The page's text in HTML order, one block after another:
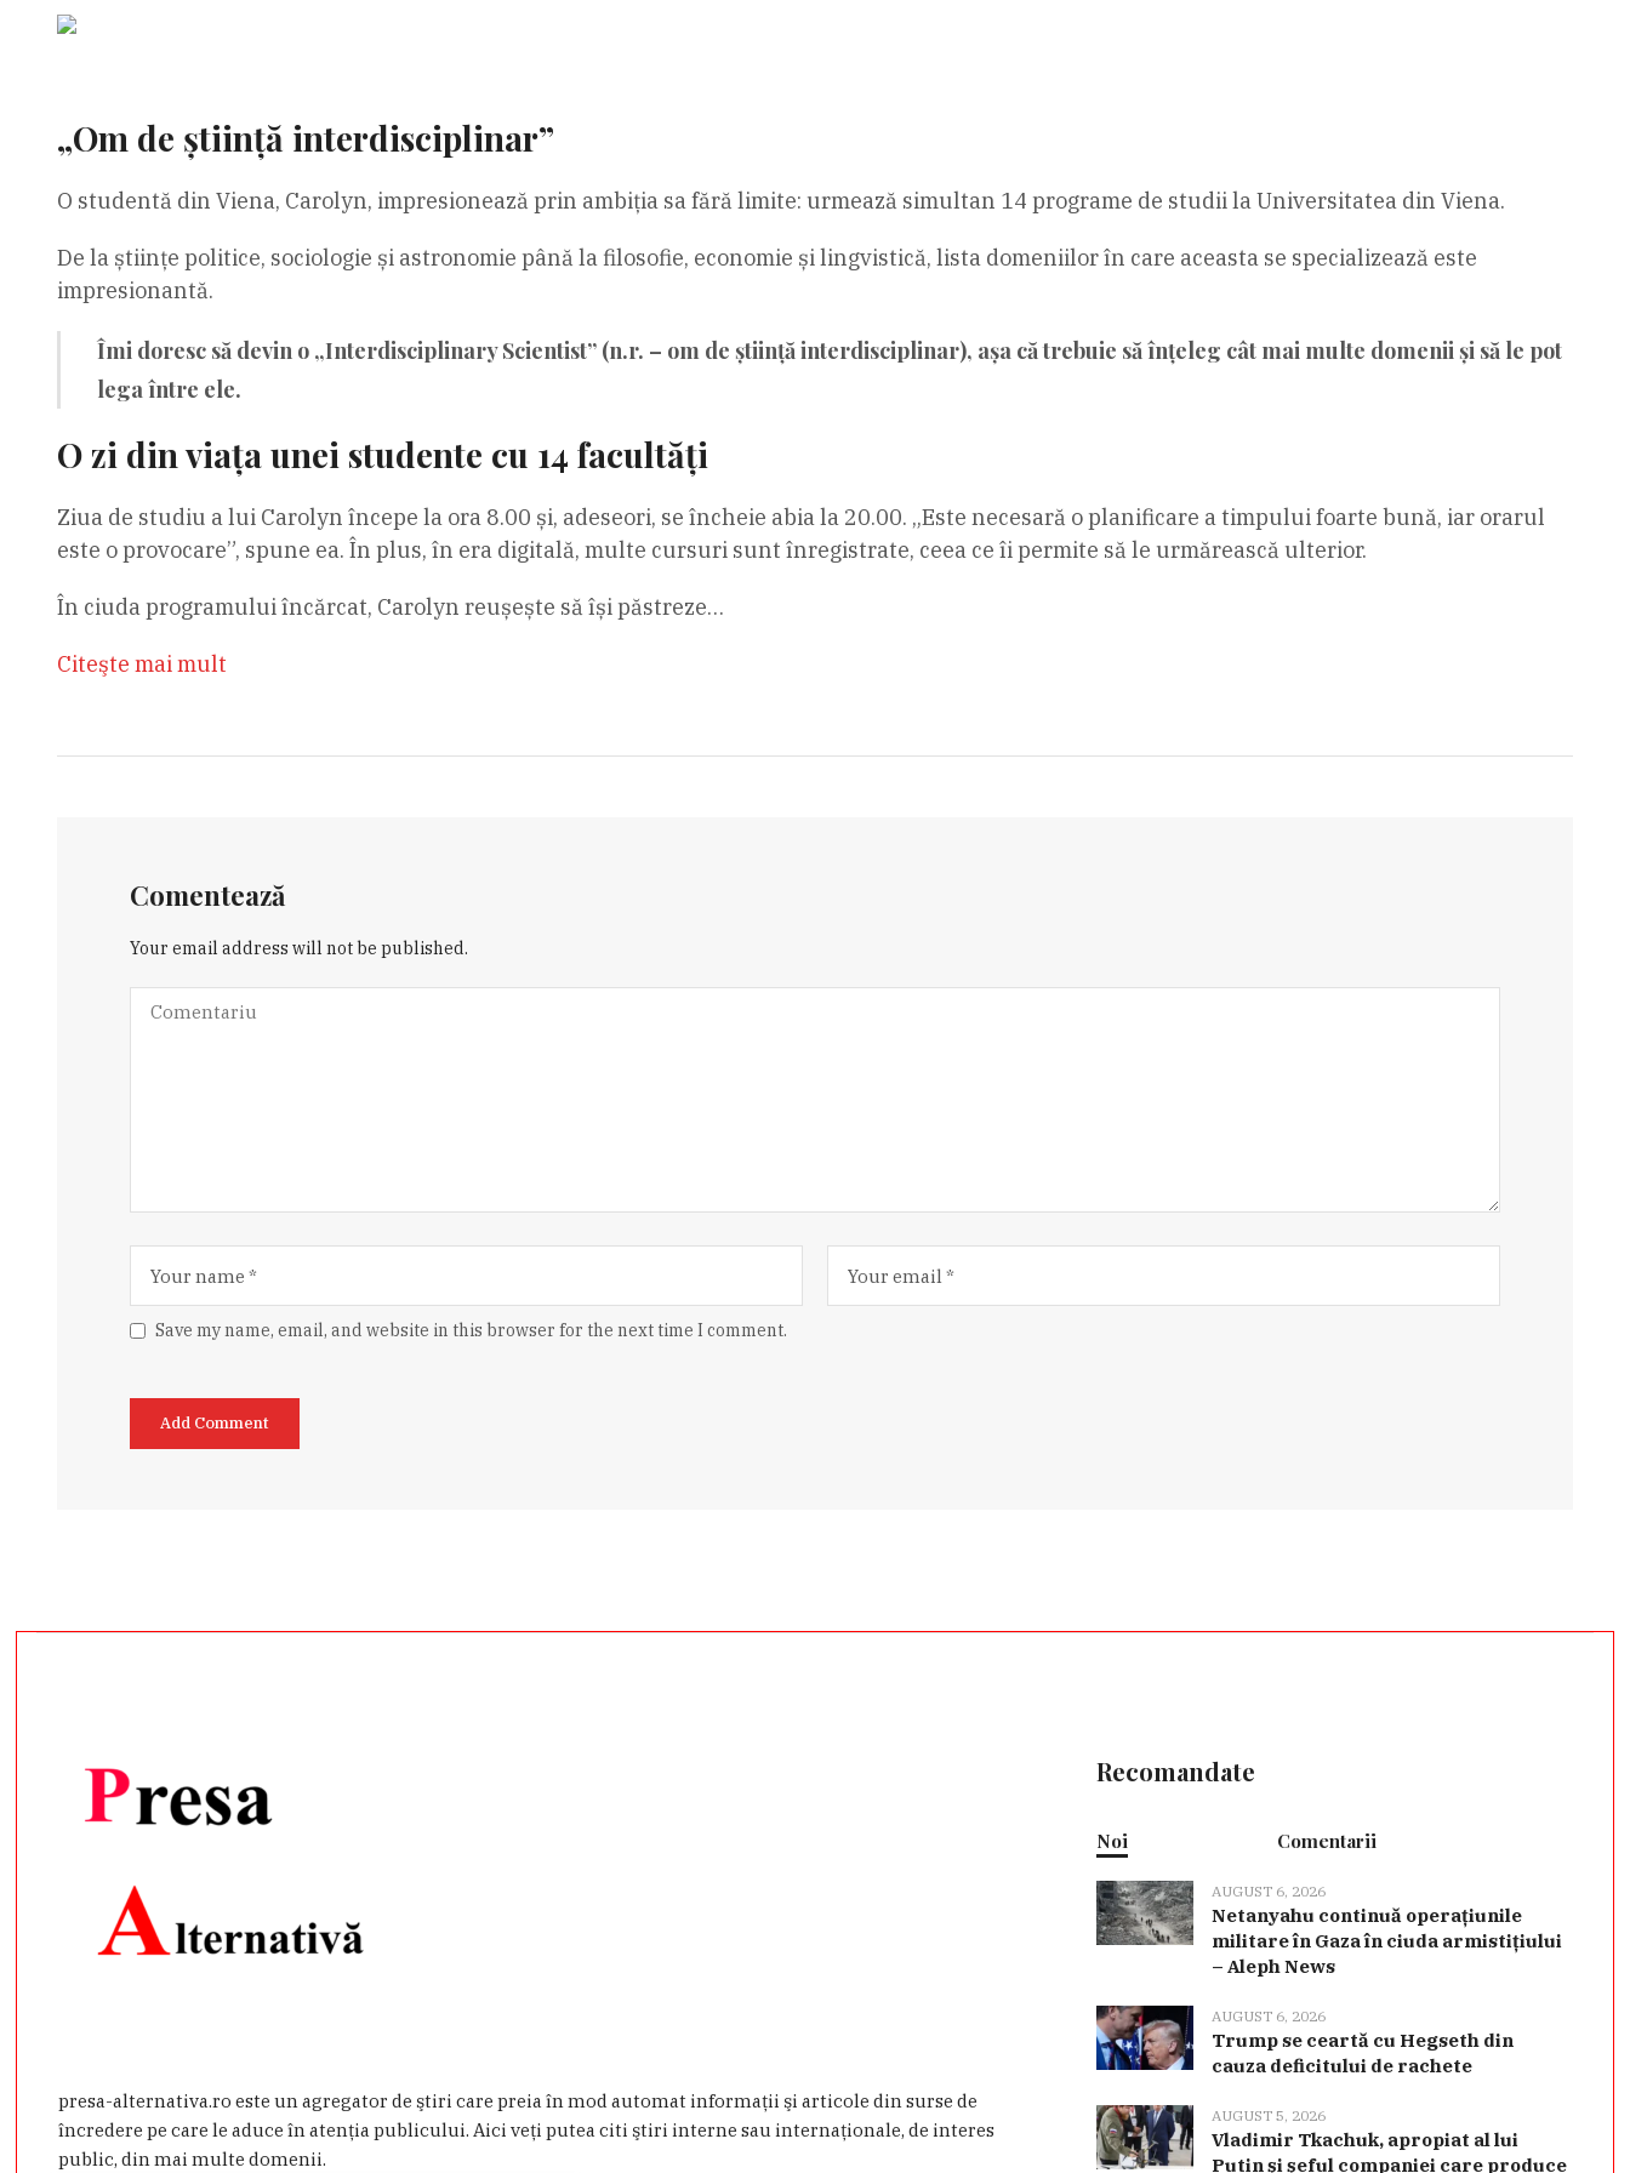
„Om de știință interdisciplinar”
O studentă din Viena, Carolyn, impresionează prin ambiția sa fără limite: urmează simultan 14 programe de studii la Universitatea din Viena.
De la științe politice, sociologie și astronomie până la filosofie, economie și lingvistică, lista domeniilor în care aceasta se specializează este
impresionantă.
Îmi doresc să devin o „Interdisciplinary Scientist” (n.r. – om de știință interdisciplinar), așa că trebuie să înțeleg cât mai multe domenii și să le pot
lega între ele.
O zi din viața unei studente cu 14 facultăți
Ziua de studiu a lui Carolyn începe la ora 8.00 și, adeseori, se încheie abia la 20.00. „Este necesară o planificare a timpului foarte bună, iar orarul
este o provocare”, spune ea. În plus, în era digitală, multe cursuri sunt înregistrate, ceea ce îi permite să le urmărească ulterior.
În ciuda programului încărcat, Carolyn reușește să își păstreze…
Citeşte mai mult
Comentează
Your email address will not be published.
Save my name, email, and website in this browser for the next time I comment.
presa-alternativa.ro este un agregator de ştiri care preia în mod automat informaţii şi articole din surse de
încredere pe care le aduce în atenţia publicului. Aici veţi putea citi ştiri interne sau internaţionale, de interes
public, din mai multe domenii.
Recomandate
Noi Comentarii
AUGUST 6, 2026
Netanyahu continuă operațiunile
militare în Gaza în ciuda armistițiului
– Aleph News
AUGUST 6, 2026
Trump se ceartă cu Hegseth din
cauza deficitului de rachete
AUGUST 5, 2026
Vladimir Tkachuk, apropiat al lui
Putin și șeful companiei care produce